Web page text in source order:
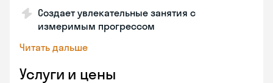
Создает увлекательные занятия с
измеримым прогрессом
Читать дальше
Услуги и цены